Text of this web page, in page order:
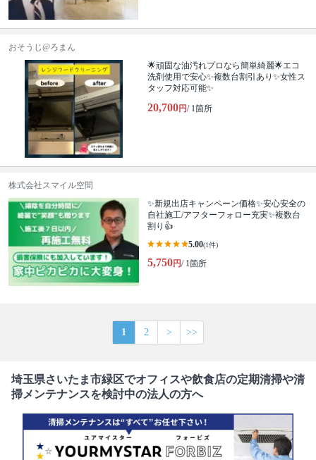
おそうじ@ろまん
🌟頑固な油汚れプロなら簡単綺麗🌟エコ
洗剤使用で安心✨複数台割引あり✨女性ス
タッフ対応可能✨
20,700円/ 1箇所
株式会社スマイル空間
✨新規出店キャンペーン価格✨安心安全の
自社施工/アフターフォロー充実✨複数台
割り👍
5.00(1件)
5,750円/ 1箇所
1 2 > >>
埼玉県さいたま市緑区でオフィスや飲食店の定期清掃や清
掃メンテナンスを検討中の法人の方へ